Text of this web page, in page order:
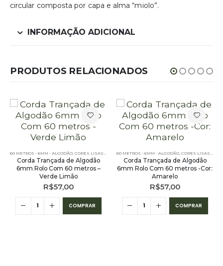
circular composta por capa e alma “miolo”.
INFORMAÇÃO ADICIONAL
PRODUTOS RELACIONADOS
- 60 METROS ,PE – 6MM – ALGODÃO - 60 METROS
60 METROS - 6MM - ALGODÃO CORES LISAS - 60 METROS - 6MM - ALGODÃO ,PE – 6MM – ALGODÃO -
Corda Trançada de Algodão
6mm Rolo Com 60 metros –
Verde Limão
R$57,00
COMPRAR
60 METROS - 6MM - ALGODÃO CORES LISAS - 60 METROS - 6MM - ALGODÃO
Corda Trançada de Algodão
6mm Rolo Com 60 metros -Cor:
Amarelo
R$57,00
COMPRAR